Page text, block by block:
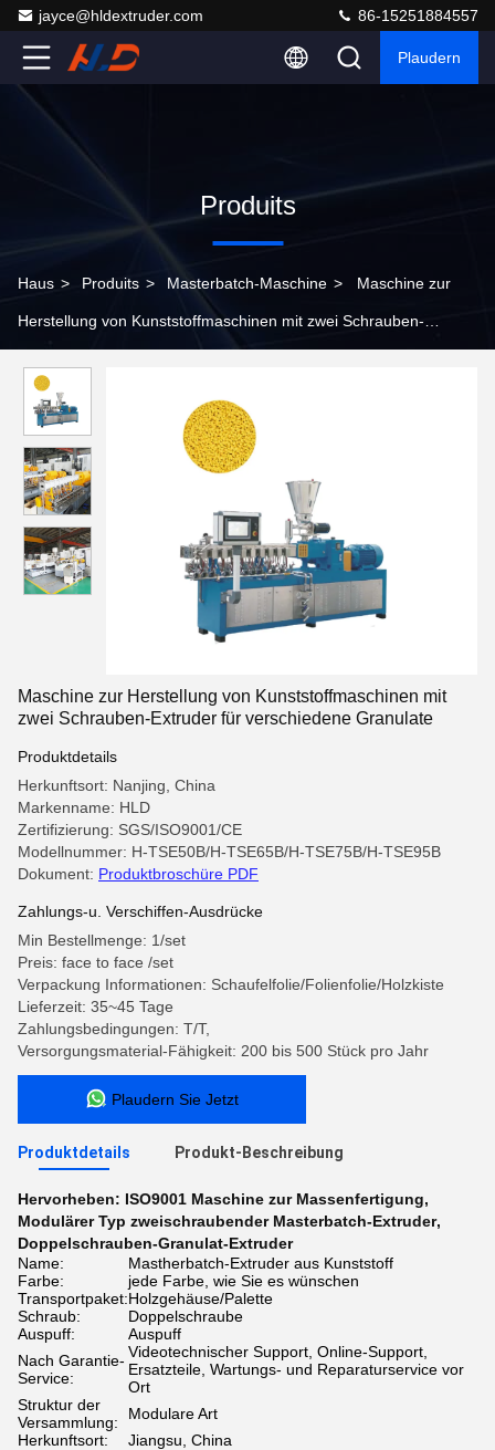
jayce@hldextruder.com 86-15251884557
Plaudern
Produits
Haus > Produits > Masterbatch-Maschine > Maschine zur
Herstellung von Kunststoffmaschinen mit zwei Schrauben-
Maschine zur Herstellung von Kunststoffmaschinen mit
zwei Schrauben-Extruder für verschiedene Granulate
Produktdetails
Herkunftsort: Nanjing, China
Markenname: HLD
Zertifizierung: SGS/ISO9001/CE
Modellnummer: H-TSE50B/H-TSE65B/H-TSE75B/H-TSE95B
Dokument: Produktbroschüre PDF
Zahlungs-u. Verschiffen-Ausdrücke
Min Bestellmenge: 1/set
Preis: face to face /set
Verpackung Informationen: Schaufelfolie/Folienfolie/Holzkiste
Lieferzeit: 35~45 Tage
Zahlungsbedingungen: T/T,
Versorgungsmaterial-Fähigkeit: 200 bis 500 Stück pro Jahr
Plaudern Sie Jetzt
Produktdetails Produkt-Beschreibung
Hervorheben: ISO9001 Maschine zur Massenfertigung,
Modulärer Typ zweischraubender Masterbatch-Extruder,
Doppelschrauben-Granulat-Extruder
Name:
Mastherbatch-Extruder aus Kunststoff
Farbe:
jede Farbe, wie Sie es wünschen
Transportpaket:Holzgehäuse/Palette
Schraub:
Doppelschraube
Auspuff:
Auspuff
Nach Garantie-
Service:
Videotechnischer Support, Online-Support,
Ersatzteile, Wartungs- und Reparaturservice vor
Ort
Struktur der
Versammlung:
Modulare Art
Herkunftsort:
Jiangsu, China